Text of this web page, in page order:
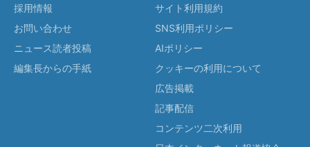
採用情報
お問い合わせ
ニュース読者投稿
編集長からの手紙
サイト利用規約
SNS利用ポリシー
AIポリシー
クッキーの利用について
広告掲載
記事配信
コンテンツ二次利用